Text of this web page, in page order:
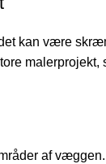
kan være
af